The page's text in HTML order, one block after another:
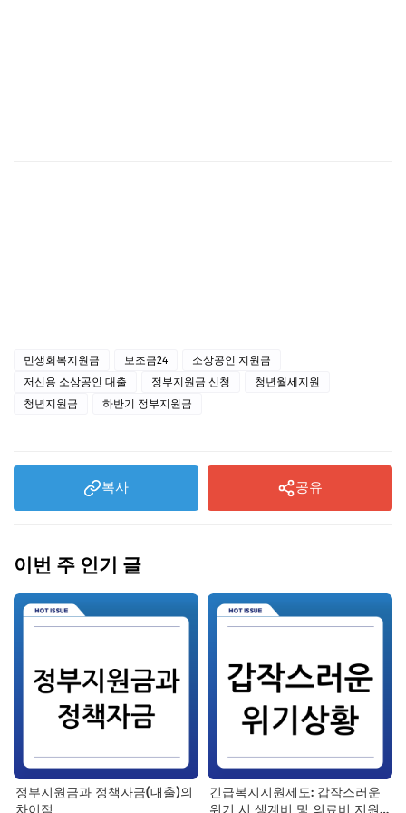
민생회복지원금 보조금24
소상공인 지원금
저신용 소상공인 대출
정부지원금 신청
청년월세지원
청년지원금
하반기 정부지원금
복사 공유
이번 주 인기 글
정부지원금과 정책자금(대출)의
긴급복지지원제도: 갑작스러운